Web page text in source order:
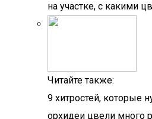
на участке, с какими
Читайте также:
9 хитростей, которые
орхидеи цвели много